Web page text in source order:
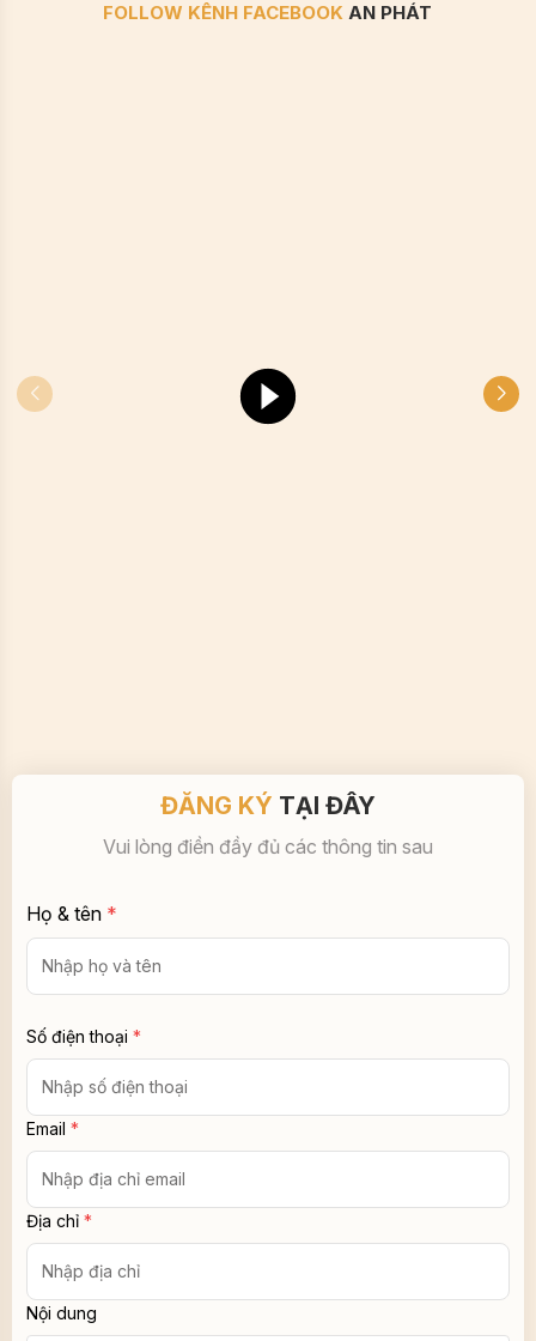
FOLLOW KÊNH FACEBOOK AN PHÁT
ĐĂNG KÝ TẠI ĐÂY
Vui lòng điền đầy đủ các thông tin sau
Họ & tên *
Số điện thoại *
Email *
Địa chỉ *
Nội dung